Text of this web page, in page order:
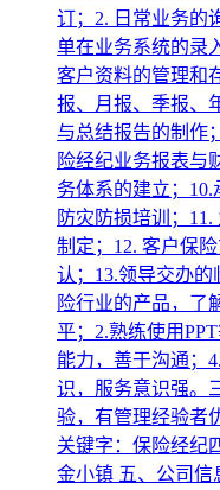
订；2. 日常业务的
单在业务系统的录
客户资料的管理和
报、月报、季报、
与总结报告的制作
险经纪业务报表与
务体系的建立；
防灾防损培训；
制定；12. 客户保
认；13.领导交办
险行业的产品，了
平；2.熟练使用
能力，善于沟通；
识，服务意识强。
验，有管理经验者
关键字：保险经纪
金小镇 五、公司信